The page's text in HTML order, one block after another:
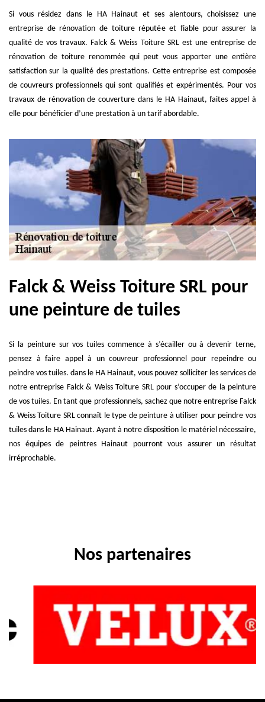
Si vous résidez dans le HA Hainaut et ses alentours, choisissez une
entreprise de rénovation de toiture réputée et fiable pour assurer la
qualité de vos travaux. Falck & Weiss Toiture SRL est une entreprise de
rénovation de toiture renommée qui peut vous apporter une entière
satisfaction sur la qualité des prestations. Cette entreprise est composée
de couvreurs professionnels qui sont qualifiés et expérimentés. Pour vos
travaux de rénovation de couverture dans le HA Hainaut, faites appel à
elle pour bénéficier d’une prestation à un tarif abordable.
Falck & Weiss Toiture SRL pour
une peinture de tuiles
Si la peinture sur vos tuiles commence à s’écailler ou à devenir terne,
pensez à faire appel à un couvreur professionnel pour repeindre ou
peindre vos tuiles. dans le HA Hainaut, vous pouvez solliciter les services de
notre entreprise Falck & Weiss Toiture SRL pour s’occuper de la peinture
de vos tuiles. En tant que professionnels, sachez que notre entreprise Falck
& Weiss Toiture SRL connaît le type de peinture à utiliser pour peindre vos
tuiles dans le HA Hainaut. Ayant à notre disposition le matériel nécessaire,
nos équipes de peintres Hainaut pourront vous assurer un résultat
irréprochable.
Nos partenaires